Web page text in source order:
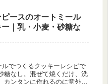
ピースのオートミール
ー｜乳・小麦・砂糖な
でつくるクッキーレシピで
糖なし。混ぜて焼くだけ、洗
ンタンに作れるのに意外と